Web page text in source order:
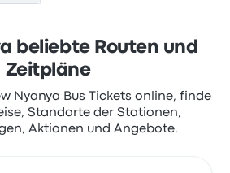
beliebte Routen und
Zeitpläne
Nyanya Bus Tickets online, finde
Standorte der Stationen,
Aktionen und Angebote.